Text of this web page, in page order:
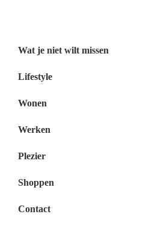
Wat je niet wilt missen
Lifestyle
Wonen
Werken
Plezier
Shoppen
Contact